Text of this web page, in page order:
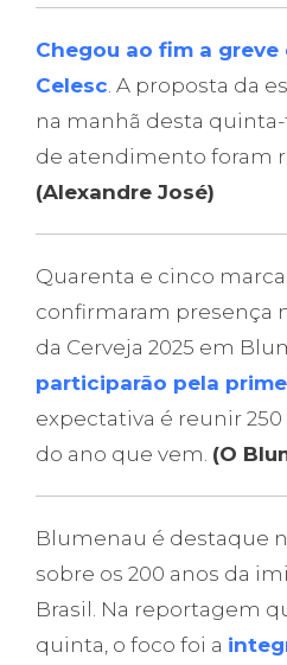
Chegou ao fim a
Celesc. A proposta da
na manhã desta
de atendimento foram
(Alexandre José)
Quarenta e cinco
confirmaram presença
da Cerveja 2025 em
participarão pela
expectativa é reunir
do ano que vem. (O
Blumenau é destaque
sobre os 200 anos da
Brasil. Na reportagem
quinta, o foco foi a